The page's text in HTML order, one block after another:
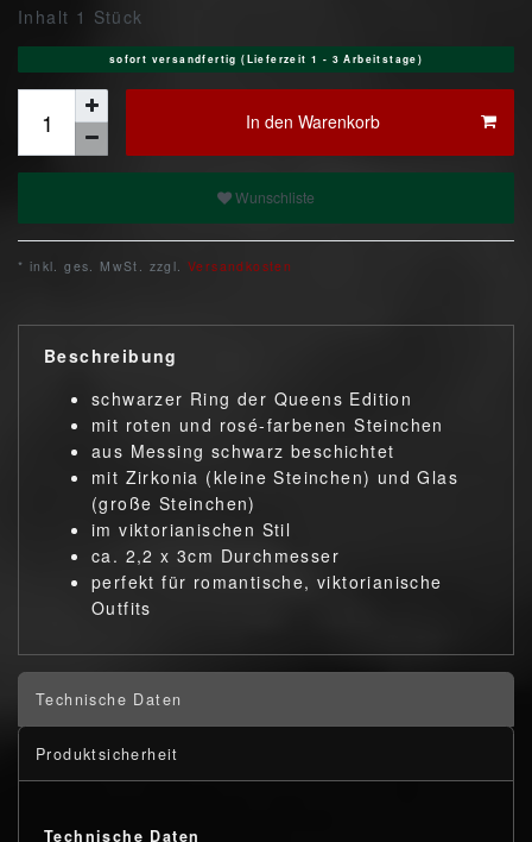
Inhalt 1 Stück
sofort versandfertig (Lieferzeit 1 - 3 Arbeitstage)
In den Warenkorb
Wunschliste
* inkl. ges. MwSt. zzgl. Versandkosten
Beschreibung
schwarzer Ring der Queens Edition
mit roten und rosé-farbenen Steinchen
aus Messing schwarz beschichtet
mit Zirkonia (kleine Steinchen) und Glas
(große Steinchen)
im viktorianischen Stil
ca. 2,2 x 3cm Durchmesser
perfekt für romantische, viktorianische
Outfits
Technische Daten
Produktsicherheit
Technische Daten